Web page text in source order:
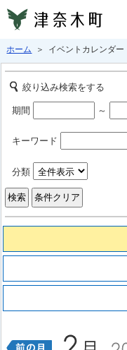
ホーム ＞ イベントカレンダー
絞り込み検索をする
期間 ～
キーワード
分類